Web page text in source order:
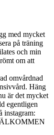
med mycket
på träning
och min
om att
omvårdnad
Häng
är det mycket
egentligen
instagram: